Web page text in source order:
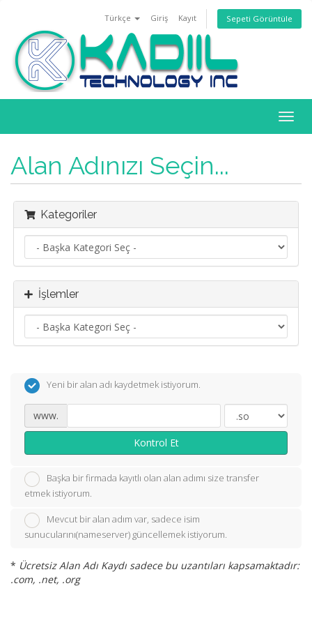
Türkçe Giriş Kayıt Sepeti Görüntüle
Alan Adınızı Seçin...
Kategoriler
İşlemler
Yeni bir alan adı kaydetmek istiyorum.
www.
Kontrol Et
Başka bir firmada kayıtlı olan alan adımı size transfer
etmek istiyorum.
Mevcut bir alan adım var, sadece isim
sunucularını(nameserver) güncellemek istiyorum.
* Ücretsiz Alan Adı Kaydı sadece bu uzantıları kapsamaktadır:
.com, .net, .org